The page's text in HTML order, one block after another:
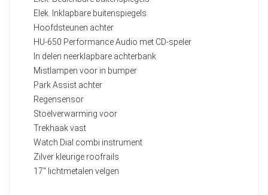
Elek. Inklapbare buitenspiegels
Hoofdsteunen achter
HU-650 Performance Audio met CD-speler
In delen neerklapbare achterbank
Mistlampen voor in bumper
Park Assist achter
Regensensor
Stoelverwarming voor
Trekhaak vast
Watch Dial combi instrument
Zilver kleurige roofrails
17" lichtmetalen velgen